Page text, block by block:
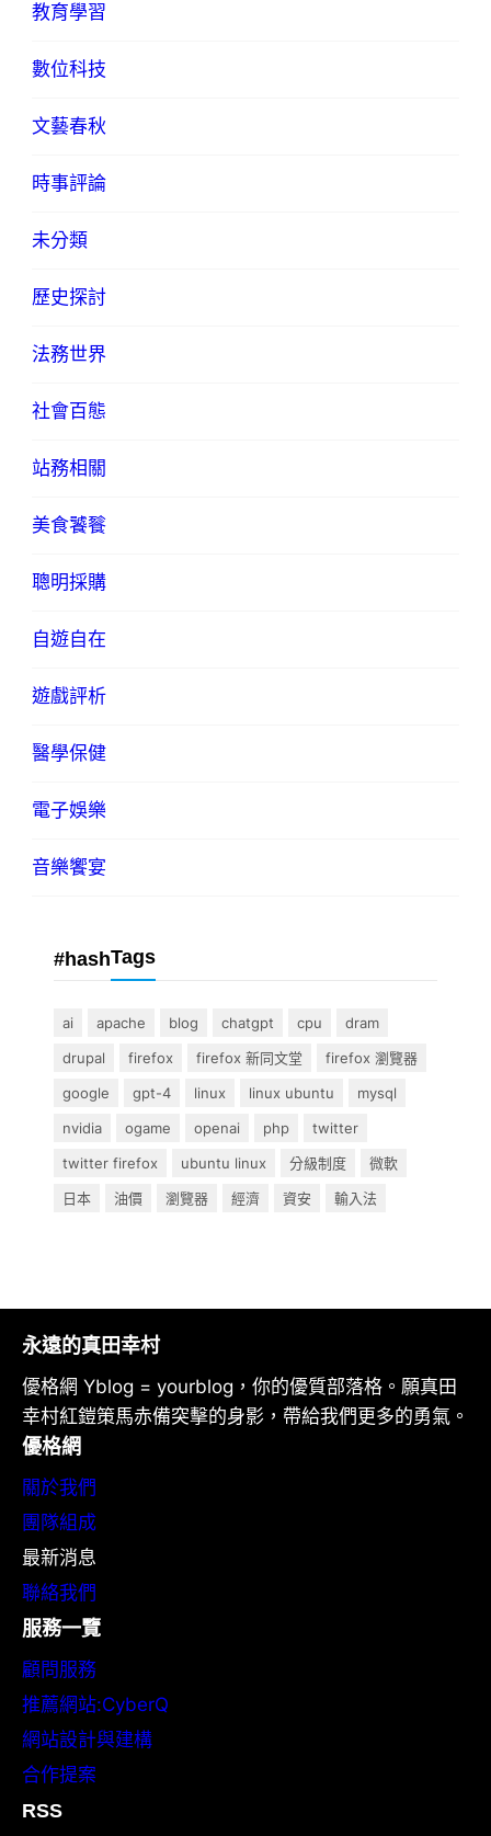
教育學習
數位科技
文藝春秋
時事評論
未分類
歷史探討
法務世界
社會百態
站務相關
美食饕餮
聰明採購
自遊自在
遊戲評析
醫學保健
電子娛樂
音樂饗宴
#hashTags
ai apache blog chatgpt cpu
dram
drupal
firefox firefox 新同文堂
firefox 瀏覽器
google
gpt-4 linux linux ubuntu
mysql
nvidia
ogame openai php
twitter
twitter firefox
ubuntu linux 分級制度
微軟
日本
油價 瀏覽器 經濟 資安 輸入法
永遠的真田幸村
優格網 Yblog = yourblog，你的優質部落格。願真田
幸村紅鎧策馬赤備突擊的身影，帶給我們更多的勇氣。
優格網
關於我們
團隊組成
最新消息
聯絡我們
服務一覽
顧問服務
推薦網站:CyberQ
網站設計與建構
合作提案
RSS